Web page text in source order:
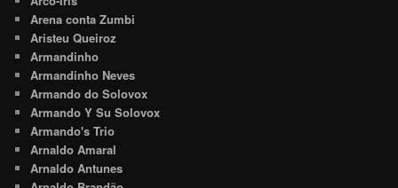
Arena conta Zumbi
Aristeu Queiroz
Armandinho
Armandinho Neves
Armando do Solovox
Armando Y Su Solovox
Armando's Trio
Arnaldo Amaral
Arnaldo Antunes